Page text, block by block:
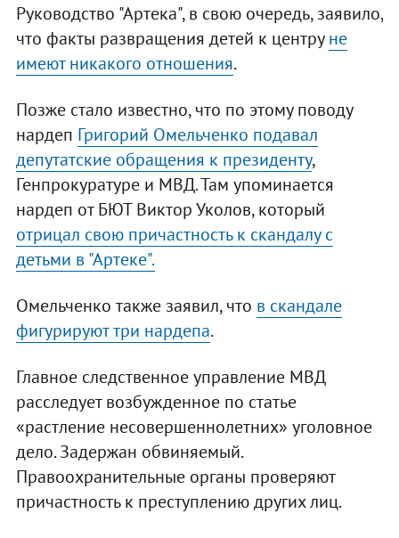
Руководство "Артека", в свою очередь, заявило,
что факты развращения детей к центруне
имеют никакого отношения.
Позже стало известно, что по этому поводу
нардеп Григорий Омельченко подавал
депутатские обращения к президенту,
Генпрокуратуре и МВД. Там упоминается
нардеп от БЮТ Виктор Уколов, который
отрицал свою причастность к скандалу с
детьми в "Артеке".
Омельченко также заявил, что в скандале
фигурируют три нардепа.
Главное следственное управление МВД
расследует возбужденное по статье
«растление несовершеннолетних» уголовное
дело. Задержан обвиняемый.
Правоохранительные органы проверяют
причастность к преступлению других лиц.